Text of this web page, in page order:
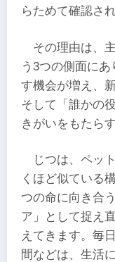
らためて確認さ
その理由は、
う3つの側面に
す機会が増え、
そして「誰かの
きがいをもたら
じつは、ペッ
くほど似ている
つの命に向き合
ア」として捉え
えてきます。毎
間などは、生活